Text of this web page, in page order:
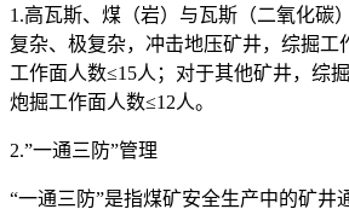
1.高瓦斯、煤（岩）与瓦斯（二氧化碳
复杂、极复杂，冲击地压矿井，综掘工
工作面人数≤15人；对于其他矿井，综
炮掘工作面人数≤12人。
2.”一通三防”管理
“一通三防”是指煤矿安全生产中的矿井